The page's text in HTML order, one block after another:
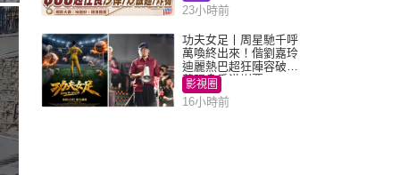
23小時前
功夫女足丨周星馳千呼
萬喚終出來！偕劉嘉玲
迪麗熱巴超狂陣容破天
荒現身香港謝票
影視圈
16小時前